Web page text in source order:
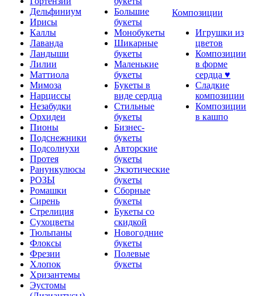
Дельфиниум
Ирисы
Каллы
Лаванда
Ландыши
Лилии
Маттиола
Мимоза
Нарциссы
Незабудки
Орхидеи
Пионы
Подснежники
Подсолнухи
Протея
Ранункулюсы
РОЗЫ
Ромашки
Сирень
Стрелиция
Сухоцветы
Тюльпаны
Флоксы
Фрезии
Хлопок
Хризантемы
Эустомы
Большие
букеты
Монобукеты
Шикарные
букеты
Маленькие
букеты
Букеты в
виде сердца
Стильные
букеты
Бизнес-
букеты
Авторские
букеты
Экзотические
букеты
Сборные
букеты
Букеты со
скидкой
Новогодние
букеты
Полевые
букеты
Композиции
Игрушки из
цветов
Композиции
в форме
сердца ♥
Сладкие
композиции
Композиции
в кашпо